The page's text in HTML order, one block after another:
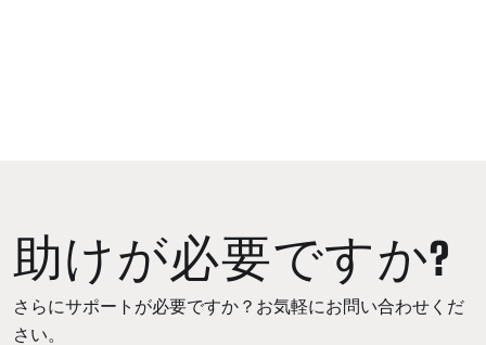
助けが必要ですか?
さらにサポートが必要ですか？お気軽にお問い合わせくだ
さい。